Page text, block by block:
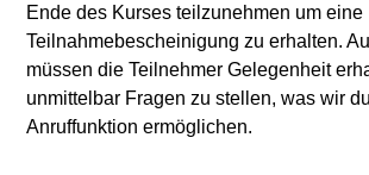
Ende des Kurses teilzunehmen um eine
Teilnahmebescheinigung zu erhalten.
müssen die Teilnehmer Gelegenheit
unmittelbar Fragen zu stellen, was wir
Anruffunktion ermöglichen.